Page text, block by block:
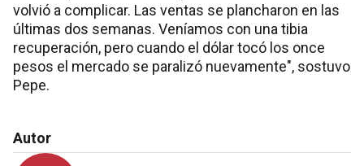
volvió a complicar. Las ventas se plancharon en las
últimas dos semanas. Veníamos con una tibia
recuperación, pero cuando el dólar tocó los once
pesos el mercado se paralizó nuevamente", sostuvo
Pepe.
Autor